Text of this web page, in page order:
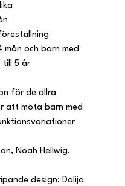
mån och barn med
till 5 år
för de allra
att möta barn med
Noah Hellwig,
design: Dalija